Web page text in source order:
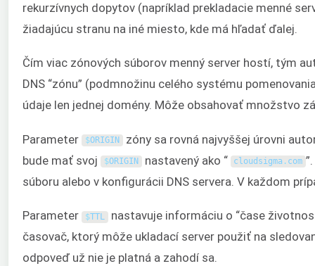
rekurzívnych dopytov (napríklad prekladacie menné
žiadajúcu stranu na iné miesto, kde má hľadať ďalej.
Čím viac zónových súborov menný server hostí, tým
DNS “zónu” (podmnožinu celého systému
údaje len jednej domény. Môže obsahovať množstvo
Parameter $ORIGIN zóny sa rovná najvyššej úrovni
bude mať svoj
$ORIGIN nastavený ako “ cloudsigma . com
súboru alebo v konfigurácii DNS servera. V každom
Parameter $TTL nastavuje informáciu o “čase
časovač, ktorý môže ukladací server použiť na
odpoveď už nie je platná a zahodí sa.